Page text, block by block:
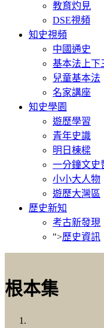
教育灼見
DSE視頻
知史視頻
中國通史
基本法上下
兒童基本法
名家講座
知史學園
遊歷學習
青年史識
明日棟樑
一分鐘文史
小小大人物
遊歷大灣區
歷史新知
考古新發現
">歷史資訊
根本集